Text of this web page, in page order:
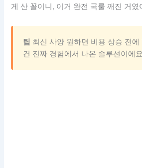
게 산 꼴이니, 이거 완전 국룰 깨진 거였
팁 최신 사양 원하면 비용 상승 전에
건 진짜 경험에서 나온 솔루션이에